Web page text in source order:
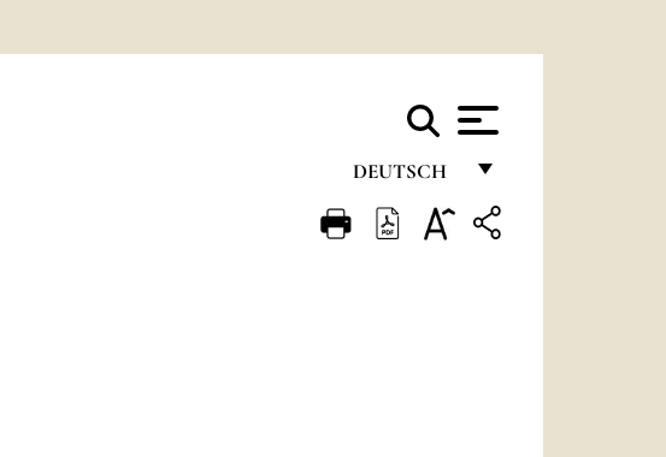
DEUTSCH
FRANÇAIS